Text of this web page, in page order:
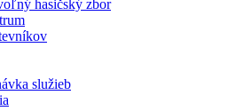
hasičský zbor
služieb